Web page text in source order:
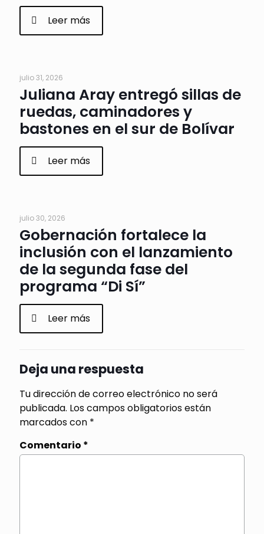
Leer más
julio 31, 2026
Juliana Aray entregó sillas de
ruedas, caminadores y
bastones en el sur de Bolívar
Leer más
julio 30, 2026
Gobernación fortalece la
inclusión con el lanzamiento
de la segunda fase del
programa “Di Sí”
Leer más
Deja una respuesta
Tu dirección de correo electrónico no será
publicada. Los campos obligatorios están
marcados con *
Comentario *